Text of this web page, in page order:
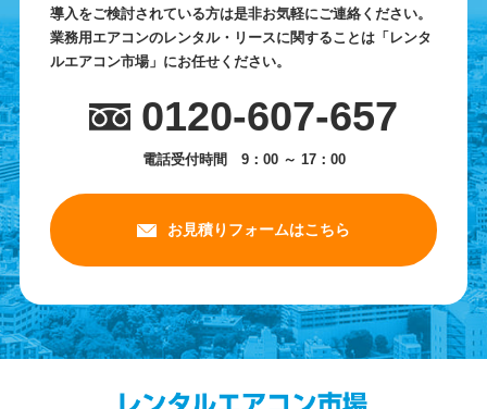
導入をご検討されている方は是非お気軽にご連絡ください。
業務用エアコンのレンタル・リースに関することは「レンタ
ルエアコン市場」にお任せください。
0120-607-657
電話受付時間 9：00 ～ 17：00
お見積りフォームはこちら